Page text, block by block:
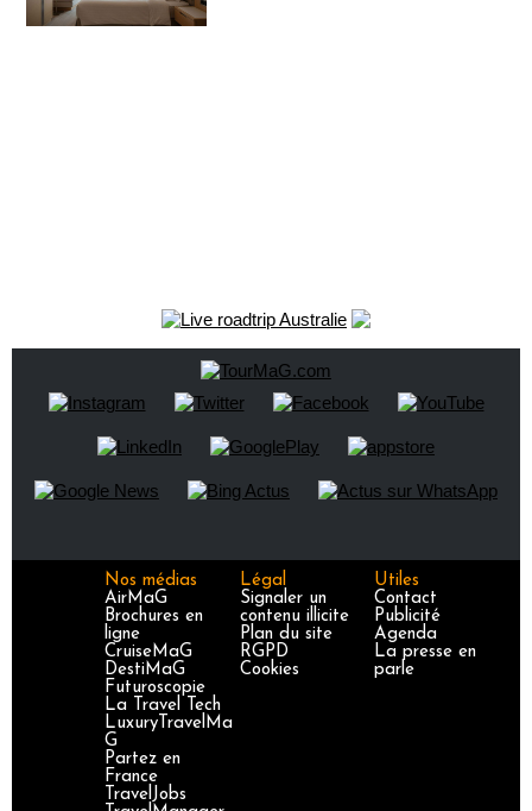
Nos médias
AirMaG
Brochures en
ligne
CruiseMaG
DestiMaG
Futuroscopie
La Travel Tech
LuxuryTravelMa
G
Partez en
France
TravelJobs
Légal
Signaler un
contenu illicite
Plan du site
RGPD
Cookies
Utiles
Contact
Publicité
Agenda
La presse en
parle